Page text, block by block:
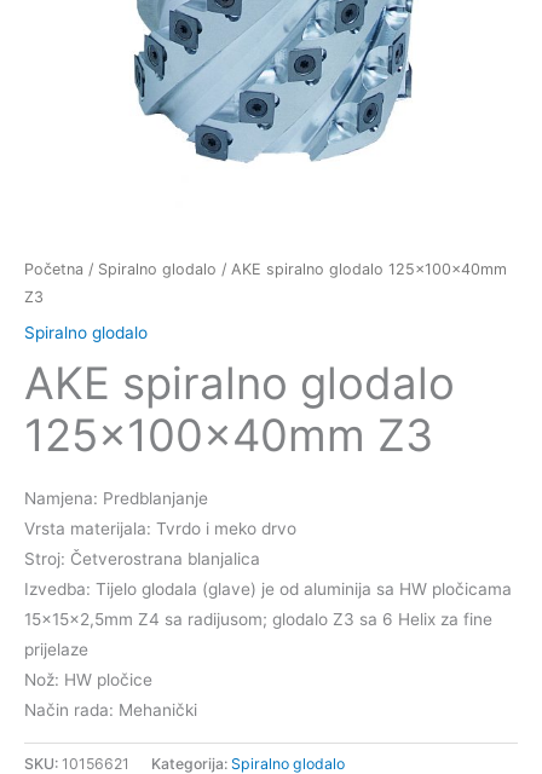
Početna / Spiralno glodalo / AKE spiralno glodalo 125x100x40mm
Z3
Spiralno glodalo
AKE spiralno glodalo
125x100x40mm Z3
Namjena: Predblanjanje
Vrsta materijala: Tvrdo i meko drvo
Stroj: Četverostrana blanjalica
Izvedba: Tijelo glodala (glave) je od aluminija sa HW pločicama
15x15x2,5mm Z4 sa radijusom; glodalo Z3 sa 6 Helix za fine
prijelaze
Nož: HW pločice
Način rada: Mehanički
SKU: 10156621 Kategorija: Spiralno glodalo